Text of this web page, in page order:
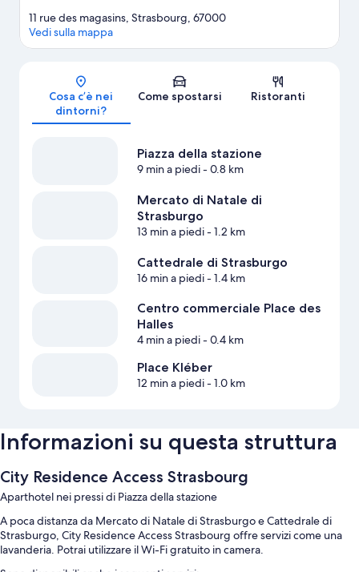
Mappa
11 rue des magasins, Strasbourg, 67000
Vedi sulla mappa
Cosa c’è nei
dintorni?
Come spostarsi Ristoranti
Piazza della stazione
9 min a piedi- 0.8 km
Mercato di Natale di
Strasburgo
13 min a piedi- 1.2 km
Cattedrale di Strasburgo
16 min a piedi- 1.4 km
Centro commerciale Place des
Halles
4 min a piedi- 0.4 km
Place Kléber
12 min a piedi- 1.0 km
Informazioni su questa struttura
City Residence Access Strasbourg
Aparthotel nei pressi di Piazza della stazione
A poca distanza da Mercato di Natale di Strasburgo e Cattedrale di
Strasburgo, City Residence Access Strasbourg offre servizi come una
lavanderia. Potrai utilizzare il Wi-Fi gratuito in camera.